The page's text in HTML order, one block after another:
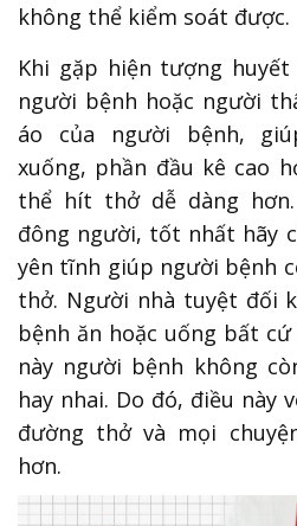
không thể kiểm soát được.
Khi gặp hiện tượng
người bệnh hoặc người
áo của người bệnh,
xuống, phần đầu kê cao
thể hít thở dễ dàng
đông người, tốt nhất hãy
yên tĩnh giúp người bệnh
thở. Người nhà tuyệt đối
bệnh ăn hoặc uống bất
này người bệnh không
hay nhai. Do đó, điều này
đường thở và mọi
hơn.